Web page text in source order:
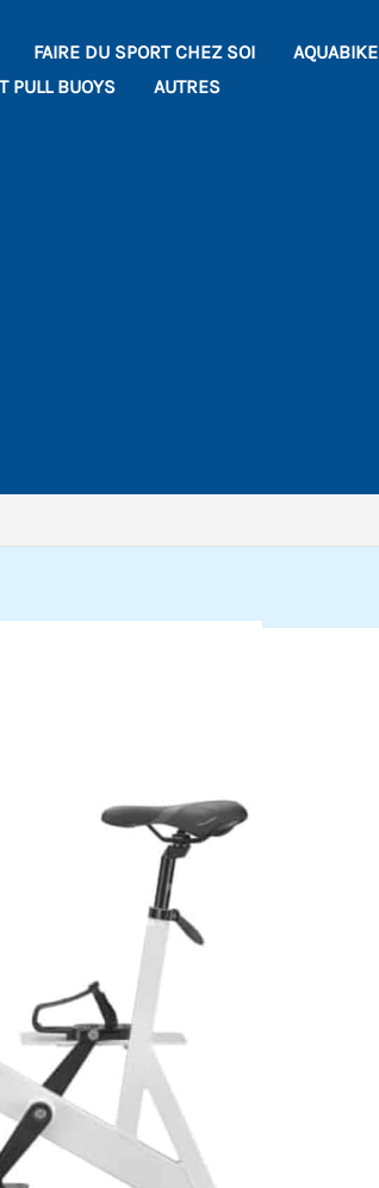
FAIRE DU SPORT CHEZ SOI AQUABIKE
PULL BUOYS
AUTRES